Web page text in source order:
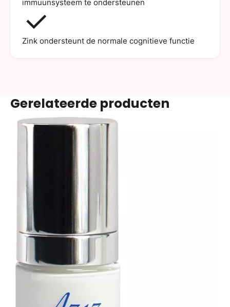
immuunsysteem te ondersteunen
Zink ondersteunt de normale cognitieve functie
Gerelateerde producten